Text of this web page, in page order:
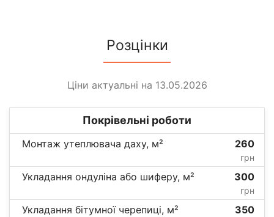
Розцінки
Ціни актуальні на 13.05.2026
Покрівельні роботи
Монтаж утеплювача даху, м² 260
грн
Укладання ондуліна або шиферу, м² 300
грн
Укладання бітумної черепиці, м² 350